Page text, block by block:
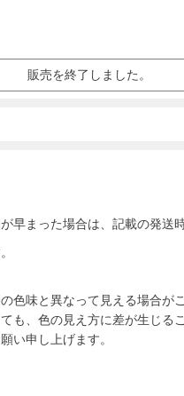
販売を終了しました。
早まった場合は、記載の発送
色味と異なって見える場合がご
も、色の見え方に差が生じる
い申し上げます。